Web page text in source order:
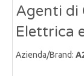
Agenti di
Elettrica
Azienda/Brand: